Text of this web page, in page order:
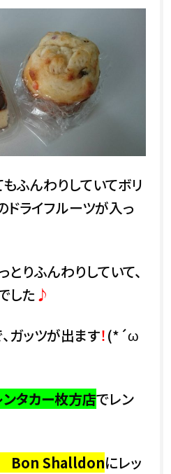
ふんわりしていてボリ
ドライフルーツが入っ
りふんわりしていて、
した♪
ガッツが出ます！(*´ω
ンタカー枚方店でレン
Bon Shalldonにレッ